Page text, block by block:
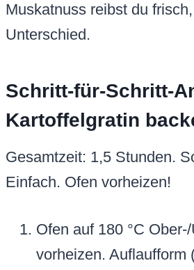
Muskatnuss reibst du
Unterschied.
Schritt-für-Schritt-
Kartoffelgratin
Gesamtzeit: 1,5 Stunden.
Einfach. Ofen vorheizen!
Ofen auf 180 °C
vorheizen. Auflaufform